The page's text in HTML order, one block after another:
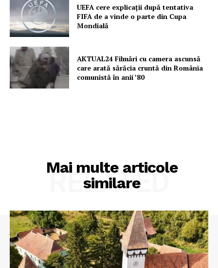
UEFA cere explicații după tentativa
FIFA de a vinde o parte din Cupa
Mondială
AKTUAL24 Filmări cu camera ascunsă
care arată sărăcia cruntă din România
comunistă în anii ’80
Mai multe articole
similare
RELATED